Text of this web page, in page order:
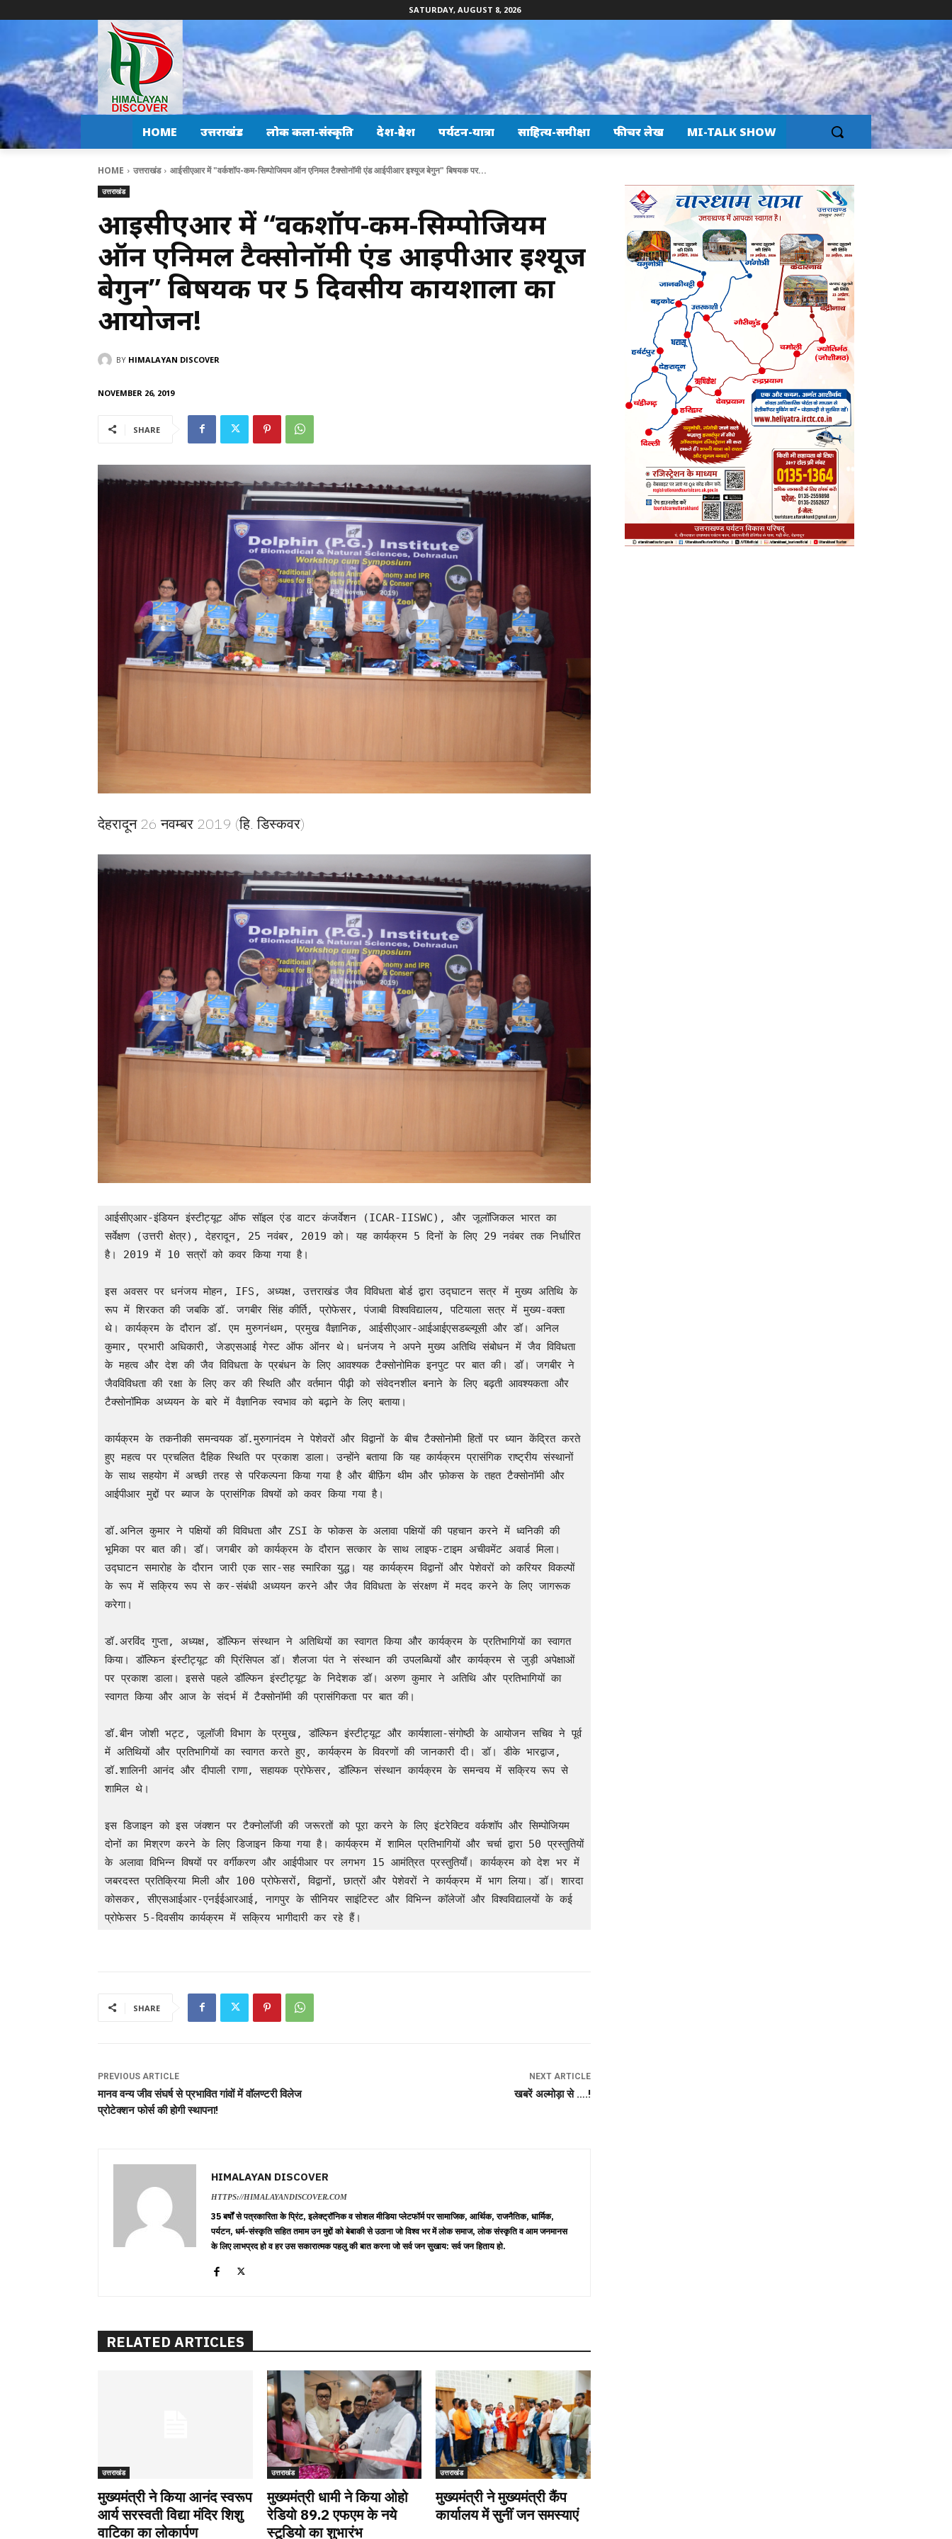
SATURDAY, AUGUST 8, 2026
HOME उत्तराखंड लोक कला-संस्कृति देश-प्रदेश पर्यटन-यात्रा साहित्य-समीक्षा फीचर लेख MI-TALK SHOW
HOME उत्तराखंड आईसीएआर में "वर्कशॉप-कम-सिम्पोजियम ऑन एनिमल टैक्सोनॉमी एंड आईपीआर इश्यूज बेगुन" बिषयक पर...
उत्तराखंड
आईसीएआर में “वर्कशॉप-कम-सिम्पोजियम
ऑन एनिमल टैक्सोनॉमी एंड आईपीआर इश्यूज
बेगुन” बिषयक पर 5 दिवसीय कार्यशाला का
आयोजन!
BY HIMALAYAN DISCOVER
NOVEMBER 26, 2019
SHARE
देहरादून 26 नवम्बर 2019 (हि. डिस्कवर)
आईसीएआर-इंडियन इंस्टीट्यूट ऑफ सॉइल एंड वाटर कंजर्वेशन (ICAR-IISWC), और जूलॉजिकल भारत का
सर्वेक्षण (उत्तरी क्षेत्र), देहरादून, 25 नवंबर, 2019 को। यह कार्यक्रम 5 दिनों के लिए 29 नवंबर तक निर्धारित
है। 2019 में 10 सत्रों को कवर किया गया है।
इस अवसर पर धनंजय मोहन, IFS, अध्यक्ष, उत्तराखंड जैव विविधता बोर्ड द्वारा उद्घाटन सत्र में मुख्य अतिथि के
रूप में शिरकत की जबकि डॉ. जगबीर सिंह कीर्ति, प्रोफेसर, पंजाबी विश्वविद्यालय, पटियाला सत्र में मुख्य-वक्ता
थे। कार्यक्रम के दौरान डॉ. एम मुरुगनंथम, प्रमुख वैज्ञानिक, आईसीएआर-आईआईएसडब्ल्यूसी और डॉ। अनिल
कुमार, प्रभारी अधिकारी, जेडएसआई गेस्ट ऑफ ऑनर थे। धनंजय ने अपने मुख्य अतिथि संबोधन में जैव विविधता
के महत्व और देश की जैव विविधता के प्रबंधन के लिए आवश्यक टैक्सोनोमिक इनपुट पर बात की। डॉ। जगबीर ने
जैवविविधता की रक्षा के लिए कर की स्थिति और वर्तमान पीढ़ी को संवेदनशील बनाने के लिए बढ़ती आवश्यकता और
टैक्सोनॉमिक अध्ययन के बारे में वैज्ञानिक स्वभाव को बढ़ाने के लिए बताया।
कार्यक्रम के तकनीकी समन्वयक डॉ.मुरुगानंदम ने पेशेवरों और विद्वानों के बीच टैक्सोनोमी हितों पर ध्यान केंद्रित करते
हुए महत्व पर प्रचलित दैहिक स्थिति पर प्रकाश डाला। उन्होंने बताया कि यह कार्यक्रम प्रासंगिक राष्ट्रीय संस्थानों
के साथ सहयोग में अच्छी तरह से परिकल्पना किया गया है और बीफ़िंग थीम और फ़ोकस के तहत टैक्सोनॉमी और
आईपीआर मुद्दों पर ब्याज के प्रासंगिक विषयों को कवर किया गया है।
डॉ.अनिल कुमार ने पक्षियों की विविधता और ZSI के फोकस के अलावा पक्षियों की पहचान करने में ध्वनिकी की
भूमिका पर बात की। डॉ। जगबीर को कार्यक्रम के दौरान सत्कार के साथ लाइफ-टाइम अचीवमेंट अवार्ड मिला।
उद्घाटन समारोह के दौरान जारी एक सार-सह स्मारिका युद्ध। यह कार्यक्रम विद्वानों और पेशेवरों को करियर विकल्पों
के रूप में सक्रिय रूप से कर-संबंधी अध्ययन करने और जैव विविधता के संरक्षण में मदद करने के लिए जागरूक
करेगा।
डॉ.अरविंद गुप्ता, अध्यक्ष, डॉल्फिन संस्थान ने अतिथियों का स्वागत किया और कार्यक्रम के प्रतिभागियों का स्वागत
किया। डॉल्फिन इंस्टीट्यूट की प्रिंसिपल डॉ। शैलजा पंत ने संस्थान की उपलब्धियों और कार्यक्रम से जुड़ी अपेक्षाओं
पर प्रकाश डाला। इससे पहले डॉल्फिन इंस्टीट्यूट के निदेशक डॉ। अरुण कुमार ने अतिथि और प्रतिभागियों का
स्वागत किया और आज के संदर्भ में टैक्सोनॉमी की प्रासंगिकता पर बात की।
डॉ.बीन जोशी भट्ट, जूलॉजी विभाग के प्रमुख, डॉल्फिन इंस्टीट्यूट और कार्यशाला-संगोष्ठी के आयोजन सचिव ने पूर्व
में अतिथियों और प्रतिभागियों का स्वागत करते हुए, कार्यक्रम के विवरणों की जानकारी दी। डॉ। डीके भारद्वाज,
डॉ.शालिनी आनंद और दीपाली राणा, सहायक प्रोफेसर, डॉल्फिन संस्थान कार्यक्रम के समन्वय में सक्रिय रूप से
शामिल थे।
इस डिजाइन को इस जंक्शन पर टैक्नोलाॅजी की जरूरतों को पूरा करने के लिए इंटरेक्टिव वर्कशॉप और सिम्पोजियम
दोनों का मिश्रण करने के लिए डिजाइन किया गया है। कार्यक्रम में शामिल प्रतिभागियों और चर्चा द्वारा 50 प्रस्तुतियों
के अलावा विभिन्न विषयों पर वर्गीकरण और आईपीआर पर लगभग 15 आमंत्रित प्रस्तुतियाँ। कार्यक्रम को देश भर में
जबरदस्त प्रतिक्रिया मिली और 100 प्रोफेसरों, विद्वानों, छात्रों और पेशेवरों ने कार्यक्रम में भाग लिया। डॉ। शारदा
कोसकर, सीएसआईआर-एनईईआरआई, नागपुर के सीनियर साइंटिस्ट और विभिन्न कॉलेजों और विश्वविद्यालयों के कई
प्रोफेसर 5-दिवसीय कार्यक्रम में सक्रिय भागीदारी कर रहे हैं।
SHARE
PREVIOUS ARTICLE
मानव वन्य जीव संघर्ष से प्रभावित गांवों में वॉलण्टरी विलेज
प्रोटेक्शन फोर्स की होगी स्थापना!
NEXT ARTICLE
खबरें अल्मोड़ा से ….!
HIMALAYAN DISCOVER
HTTPS://HIMALAYANDISCOVER.COM
35 बर्षों से पत्रकारिता के प्रिंट, इलेक्ट्रॉनिक व सोशल मीडिया प्लेटफॉर्म पर सामाजिक, आर्थिक, राजनैतिक, धार्मिक,
पर्यटन, धर्म-संस्कृति सहित तमाम उन मुद्दों को बेबाकी से उठाना जो विश्व भर में लोक समाज, लोक संस्कृति व आम जनमानस
के लिए लाभप्रद हो व हर उस सकारात्मक पहलु की बात करना जो सर्व जन सुखाय: सर्व जन हिताय हो.
RELATED ARTICLES
उत्तराखंड
मुख्यमंत्री ने किया आनंद स्वरूप
आर्य सरस्वती विद्या मंदिर शिशु
वाटिका का लोकार्पण
उत्तराखंड
मुख्यमंत्री धामी ने किया ओहो
रेडियो 89.2 एफएम के नये
स्टूडियो का शुभारंभ
उत्तराखंड
मुख्यमंत्री ने मुख्यमंत्री कैंप
कार्यालय में सुनीं जन समस्याएं